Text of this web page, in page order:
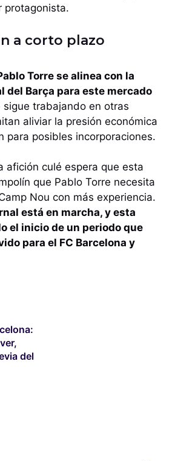
protagonista.
a corto plazo
Torre se alinea con la
del Barça para este mercado
sigue trabajando en otras
aliviar la presión económica
para posibles incorporaciones.
afición culé espera que esta
que Pablo Torre necesita
Nou con más experiencia.
está en marcha, y esta
el inicio de un periodo que
para el FC Barcelona y
del